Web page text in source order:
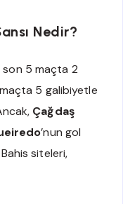
Nedir?
son 5 maçta 2
maçta 5 galibiyetle
Çağdaş
’nun gol
siteleri,